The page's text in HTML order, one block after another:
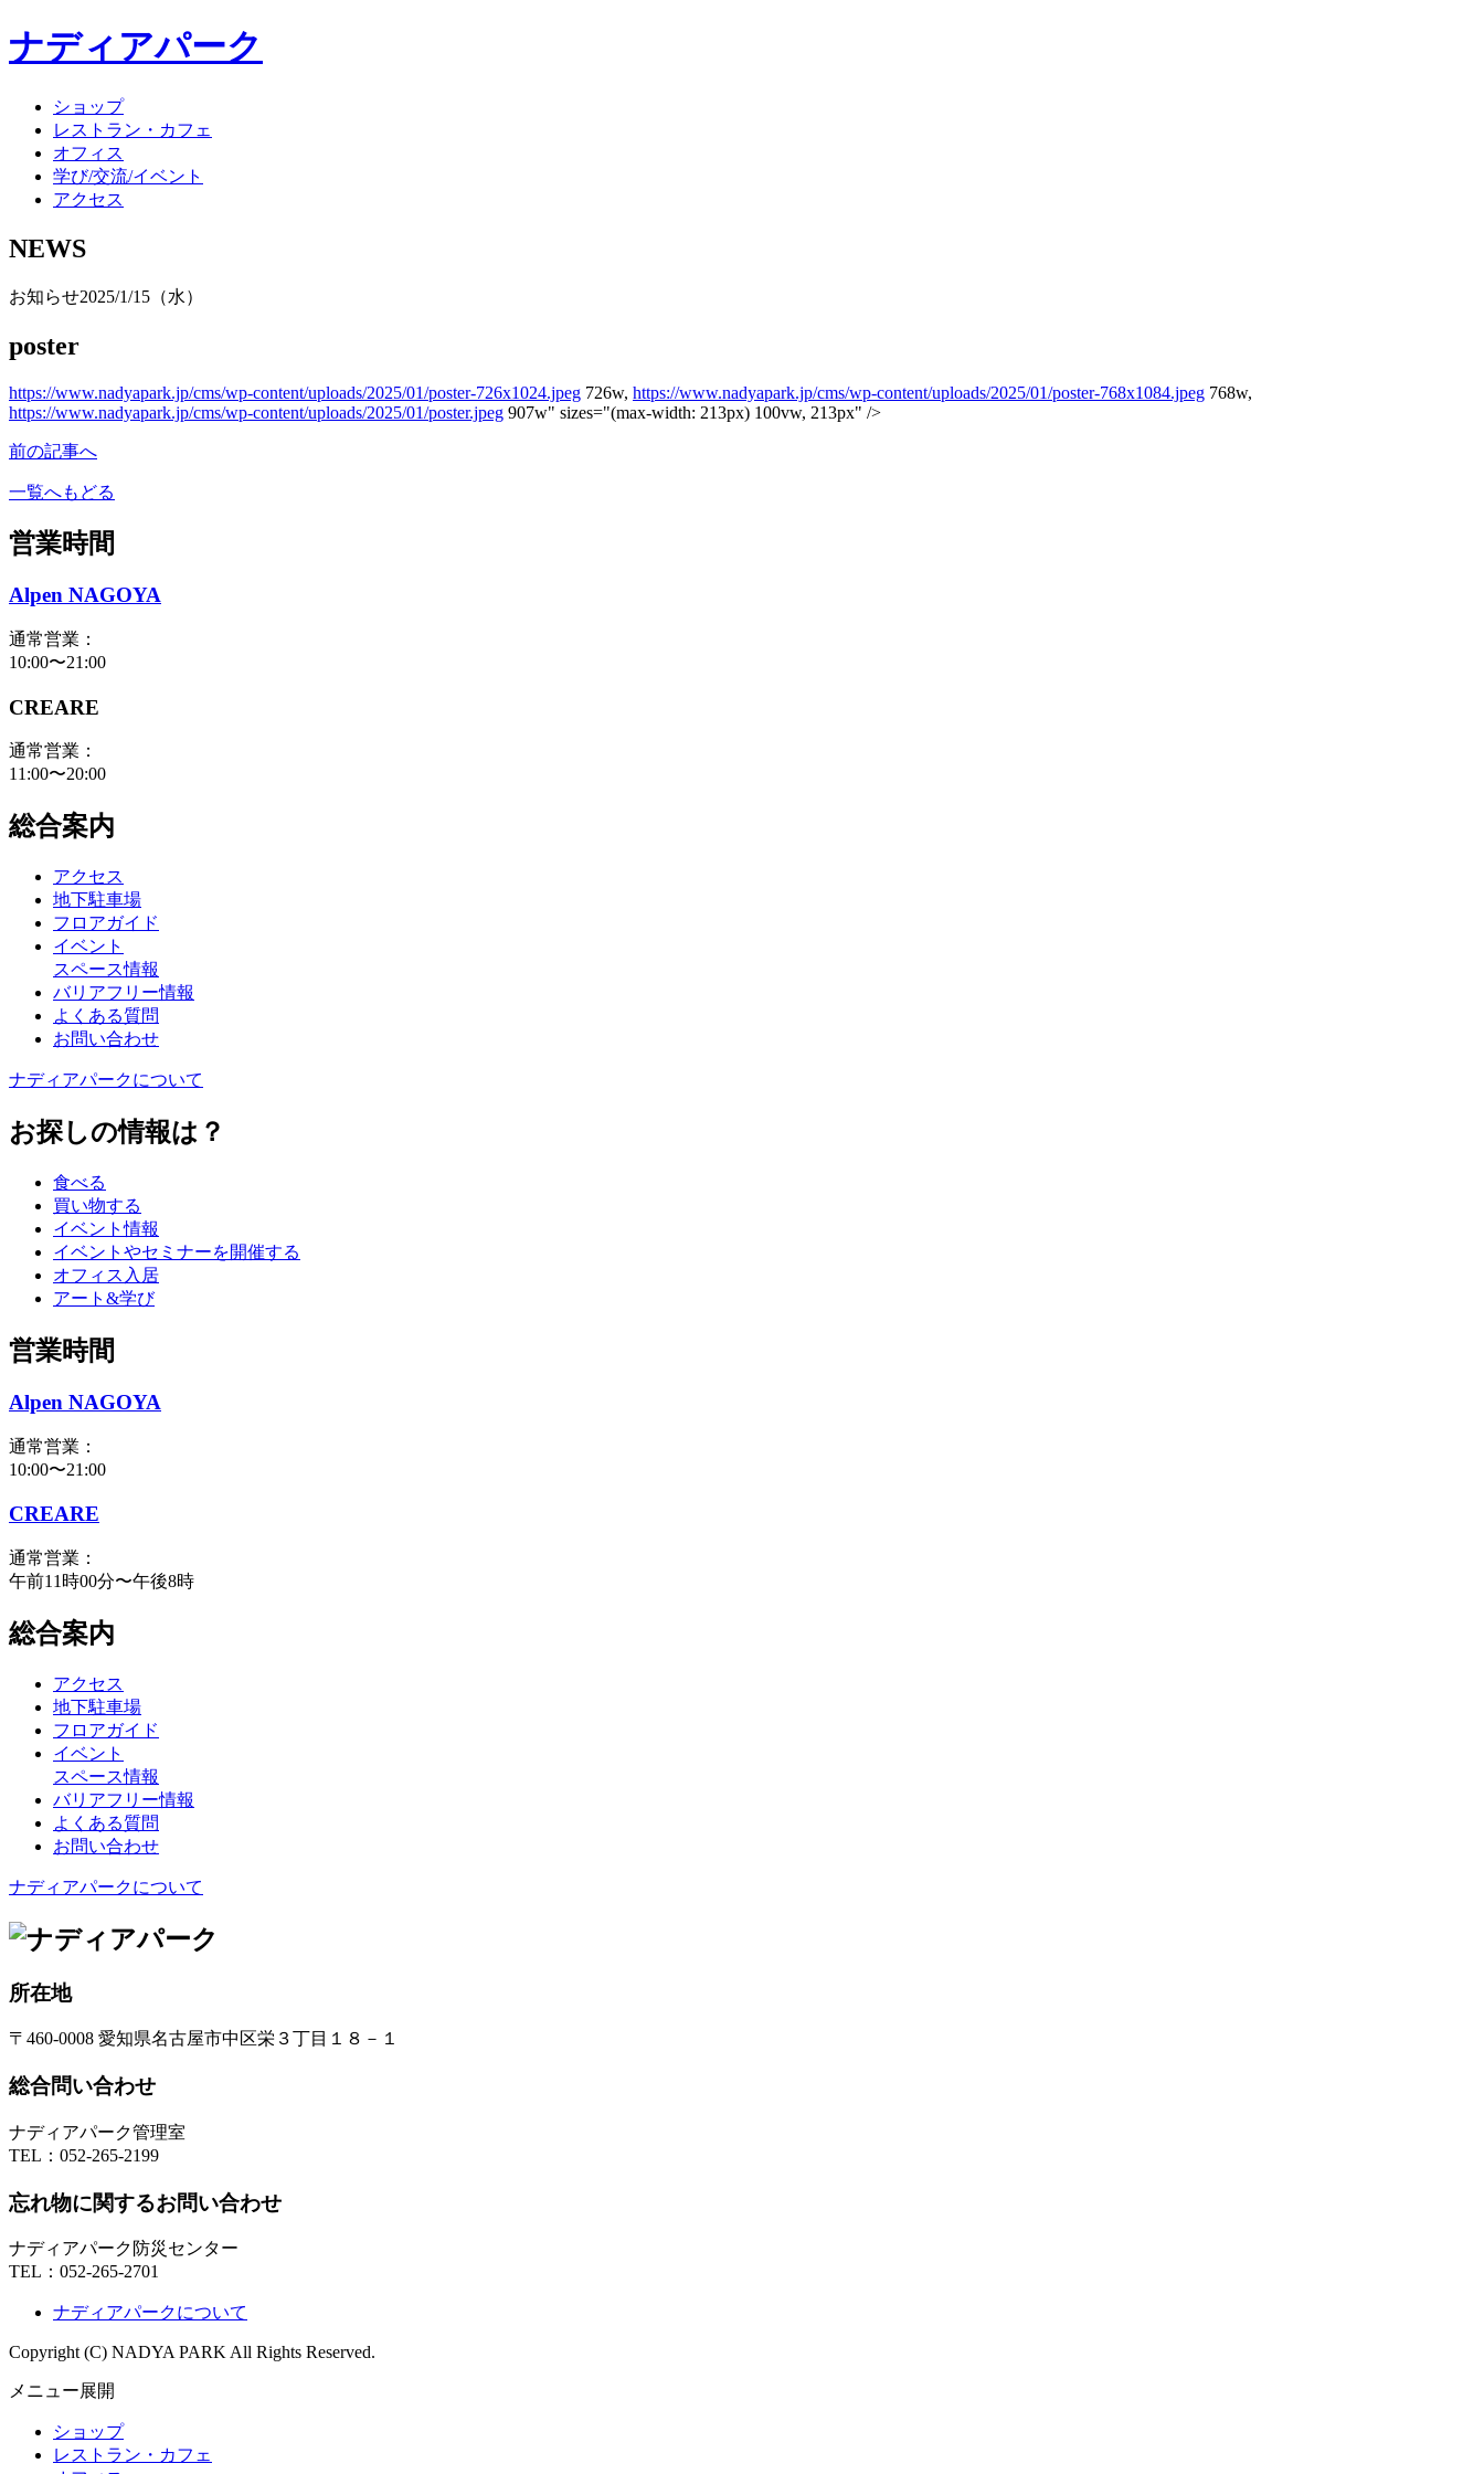
ナディアパーク
ショップ
レストラン・カフェ
オフィス
学び/交流/イベント
アクセス
NEWS
お知らせ2025/1/15（水）
poster
https://www.nadyapark.jp/cms/wp-content/uploads/2025/01/poster-726x1024.jpeg 726w, https://www.nadyapark.jp/cms/wp-content/uploads/2025/01/poster-768x1084.jpeg 768w,
https://www.nadyapark.jp/cms/wp-content/uploads/2025/01/poster.jpeg 907w" sizes="(max-width: 213px) 100vw, 213px" />
前の記事へ
一覧へもどる
営業時間
Alpen NAGOYA
通常営業：
10:00〜21:00
CREARE
通常営業：
11:00〜20:00
総合案内
アクセス
地下駐車場
フロアガイド
イベント
スペース情報
バリアフリー情報
よくある質問
お問い合わせ
ナディアパークについて
お探しの情報は？
食べる
買い物する
イベント情報
イベントやセミナーを開催する
オフィス入居
アート&学び
営業時間
Alpen NAGOYA
通常営業：
10:00〜21:00
CREARE
通常営業：
午前11時00分〜午後8時
総合案内
アクセス
地下駐車場
フロアガイド
イベント
スペース情報
バリアフリー情報
よくある質問
お問い合わせ
ナディアパークについて
所在地
〒460-0008 愛知県名古屋市中区栄３丁目１８－１
総合問い合わせ
ナディアパーク管理室
TEL： 052-265-2199
忘れ物に関するお問い合わせ
ナディアパーク防災センター
TEL： 052-265-2701
ナディアパークについて
Copyright (C) NADYA PARK All Rights Reserved.
メニュー展開
ショップ
レストラン・カフェ